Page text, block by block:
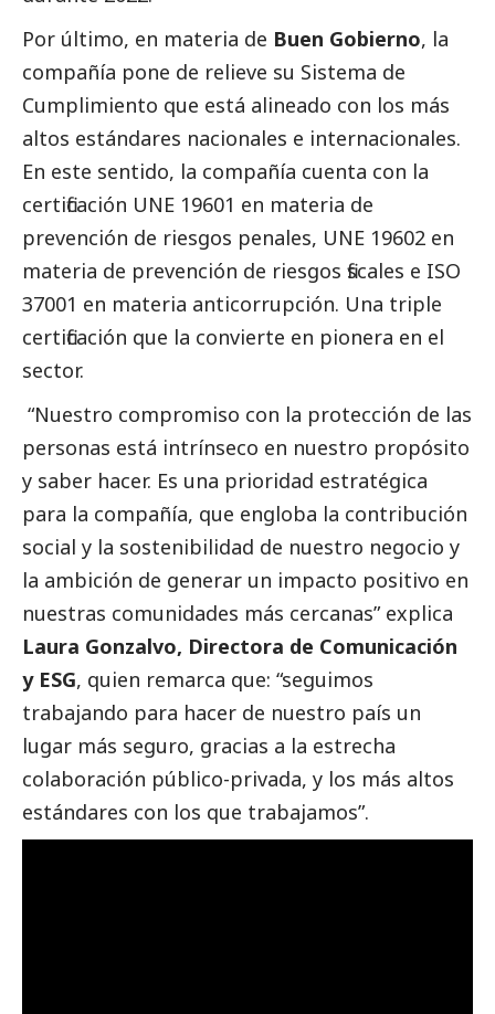
Por último, en materia de Buen Gobierno, la
compañía pone de relieve su Sistema de
Cumplimiento que está alineado con los más
altos estándares nacionales e internacionales.
En este sentido, la compañía cuenta con la
certificación UNE 19601 en materia de
prevención de riesgos penales, UNE 19602 en
materia de prevención de riesgos fiscales e ISO
37001 en materia anticorrupción. Una triple
certificación que la convierte en pionera en el
sector.
“Nuestro compromiso con la protección de las
personas está intrínseco en nuestro propósito
y saber hacer. Es una prioridad estratégica
para la compañía, que engloba la contribución
social y la sostenibilidad de nuestro negocio y
la ambición de generar un impacto positivo en
nuestras comunidades más cercanas” explica
Laura Gonzalvo, Directora de Comunicación
y ESG, quien remarca que: “seguimos
trabajando para hacer de nuestro país un
lugar más seguro, gracias a la estrecha
colaboración público-privada, y los más altos
estándares con los que trabajamos”.